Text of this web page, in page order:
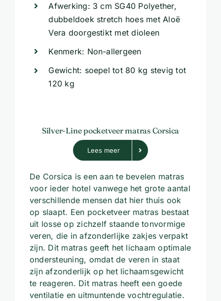
Afwerking: 3 cm SG40 Polyether,
dubbeldoek stretch hoes met Aloë
Vera doorgestikt met dioleen
Kenmerk: Non-allergeen
Gewicht: soepel tot 80 kg stevig tot
120 kg
Silver-Line pocketveer matras Corsica
Lees meer
De Corsica is een aan te bevelen matras
voor ieder hotel vanwege het grote aantal
verschillende mensen dat hier thuis ook
op slaapt. Een pocketveer matras bestaat
uit losse op zichzelf staande tonvormige
veren, die in afzonderlijke zakjes verpakt
zijn. Dit matras geeft het lichaam optimale
ondersteuning, omdat de veren in staat
zijn afzonderlijk op het lichaamsgewicht
te reageren. Dit matras heeft een goede
ventilatie en uitmuntende vochtregulatie.